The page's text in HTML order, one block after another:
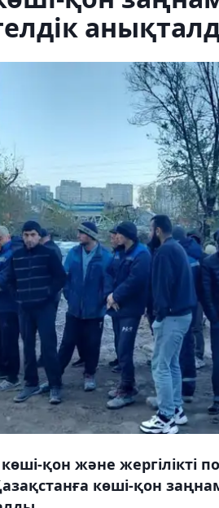
қон және жергілікті
көші-қон